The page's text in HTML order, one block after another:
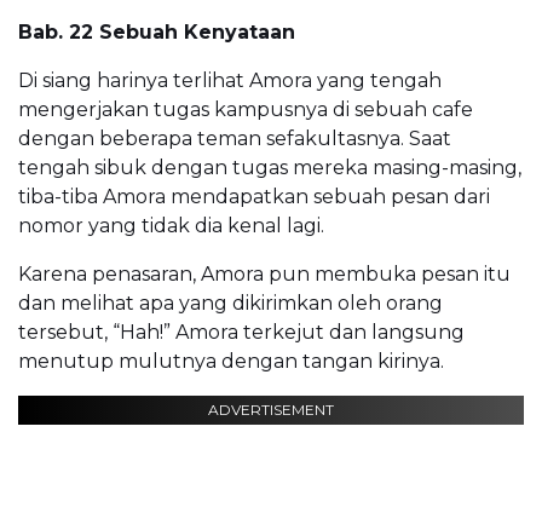
Bab. 22 Sebuah Kenyataan
Di siang harinya terlihat Amora yang tengah
mengerjakan tugas kampusnya di sebuah cafe
dengan beberapa teman sefakultasnya. Saat
tengah sibuk dengan tugas mereka masing-masing,
tiba-tiba Amora mendapatkan sebuah pesan dari
nomor yang tidak dia kenal lagi.
Karena penasaran, Amora pun membuka pesan itu
dan melihat apa yang dikirimkan oleh orang
tersebut, “Hah!” Amora terkejut dan langsung
menutup mulutnya dengan tangan kirinya.
ADVERTISEMENT